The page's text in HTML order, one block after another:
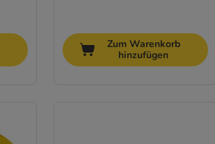
Zum Warenkorb
hinzufügen